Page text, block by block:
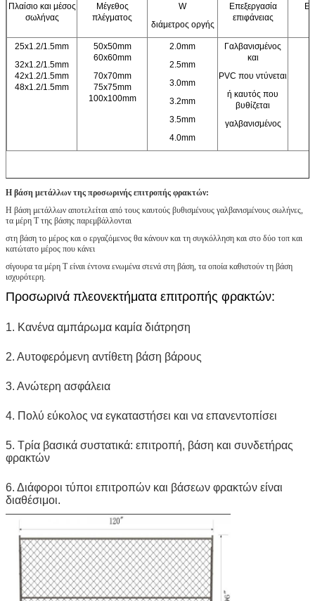
Πλαίσιο και μέσος
σωλήνας
Μέγεθος
πλέγματος
W
διάμετρος οργής
Επεξεργασία
επιφάνειας
25x1.2/1.5mm
32x1.2/1.5mm
42x1.2/1.5mm
48x1.2/1.5mm
50x50mm
60x60mm
70x70mm
75x75mm
100x100mm
2.0mm
2.5mm
3.0mm
3.2mm
3.5mm
4.0mm
Γαλβανισμένος
και
PVC που ντύνεται
ή καυτός που
βυθίζεται
γαλβανισμένος
Η βάση μετάλλων της προσωρινής επιτροπής φρακτών:
Η βάση μετάλλων αποτελείται από τους καυτούς βυθισμένους γαλβανισμένους σωλήνες,
τα μέρη Τ της βάσης παρεμβάλλονται
στη βάση το μέρος και ο εργαζόμενος θα κάνουν και τη συγκόλληση και στο δύο τοπ και
κατώτατο μέρος που κάνει
σίγουρα τα μέρη Τ είναι έντονα ενωμένα στενά στη βάση, τα οποία καθιστούν τη βάση
ισχυρότερη.
Προσωρινά πλεονεκτήματα επιτροπής φρακτών:
1. Κανένα αμπάρωμα καμία διάτρηση
2. Αυτοφερόμενη αντίθετη βάση βάρους
3. Ανώτερη ασφάλεια
4. Πολύ εύκολος να εγκαταστήσει και να επανεντοπίσει
5. Τρία βασικά συστατικά: επιτροπή, βάση και συνδετήρας
φρακτών
6. Διάφοροι τύποι επιτροπών και βάσεων φρακτών είναι
διαθέσιμοι.